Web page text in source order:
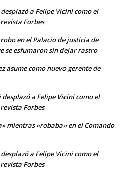
a Felipe Vicini como el
Forbes
en el Palacio de justicia de
se esfumaron sin dejar rastro
asume como nuevo gerente de
a Felipe Vicini como el
Forbes
mientras «robaba» en el Comando
a Felipe Vicini como el
Forbes